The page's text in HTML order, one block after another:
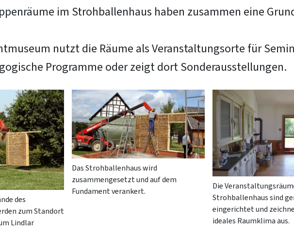
im Strohballenhaus haben zusammen eine
nutzt die Räume als Veranstaltungsorte für
Programme oder zeigt dort Sonderausstellungen.
des
zum Standort
Lindlar
Das Strohballenhaus wird
zusammengesetzt und auf dem
Fundament verankert.
Die
Strohballenhaus sind
eingerichtet und
ideales Raumklima aus.